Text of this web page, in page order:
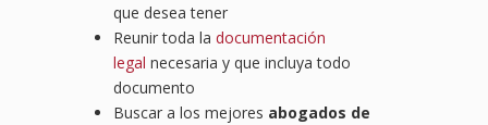
que desea tener
Reunir toda la documentación
legal necesaria y que incluya todo
documento
Buscar a los mejores abogados de